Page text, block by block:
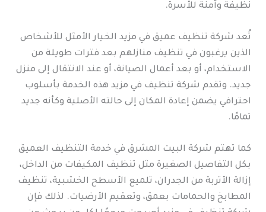
نظيفة وآمنة للأسرة.
تُعد شركة تنظيف عميق في مزيد الخيار الأمثل للأشخاص
الذين يرغبون في تنظيف منازلهم بعد فترات طويلة من
الاستخدام، أو بعد أعمال الصيانة، أو عند الانتقال إلى منزل
جديد. وتقدم شركة تنظيف في مزيد هذه الخدمة بأسلوب
احترافي يضمن إعادة المكان إلى حالته الأصلية وكأنه جديد
تمامًا.
كما تهتم شركة البيت المشرق في خدمة التنظيف العميق
بكل التفاصيل الصغيرة مثل تنظيف المكيفات من الداخل،
إزالة الأتربة من الجدران، تلميع الأسطح الخشبية، تنظيف
المطابخ والحمامات بعمق، وتعقيم الأرضيات. لذلك فإن